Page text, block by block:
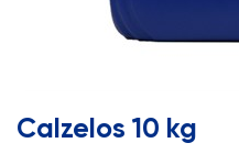
Calzelos 10 kg